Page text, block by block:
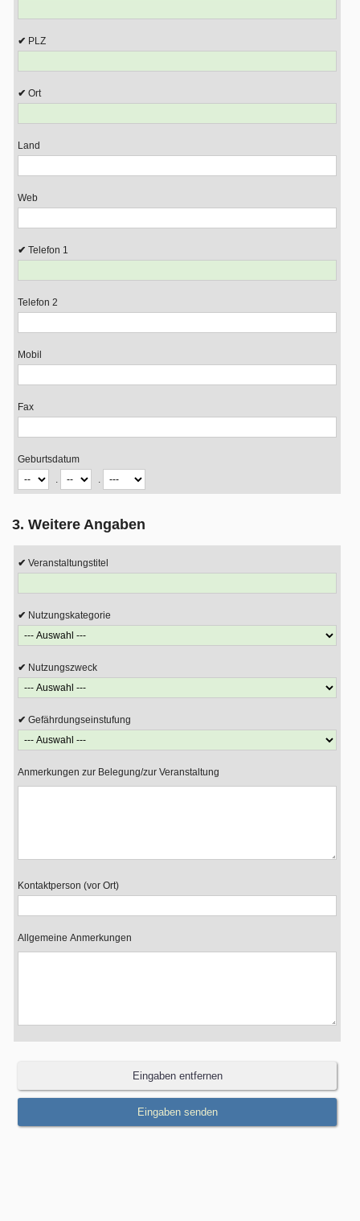
PLZ
Ort
Land
Web
Telefon 1
Telefon 2
Mobil
Fax
Geburtsdatum
.
.
3. Weitere Angaben
Veranstaltungstitel
Nutzungskategorie
Nutzungszweck
Gefährdungseinstufung
Anmerkungen zur Belegung/zur Veranstaltung
Kontaktperson (vor Ort)
Allgemeine Anmerkungen